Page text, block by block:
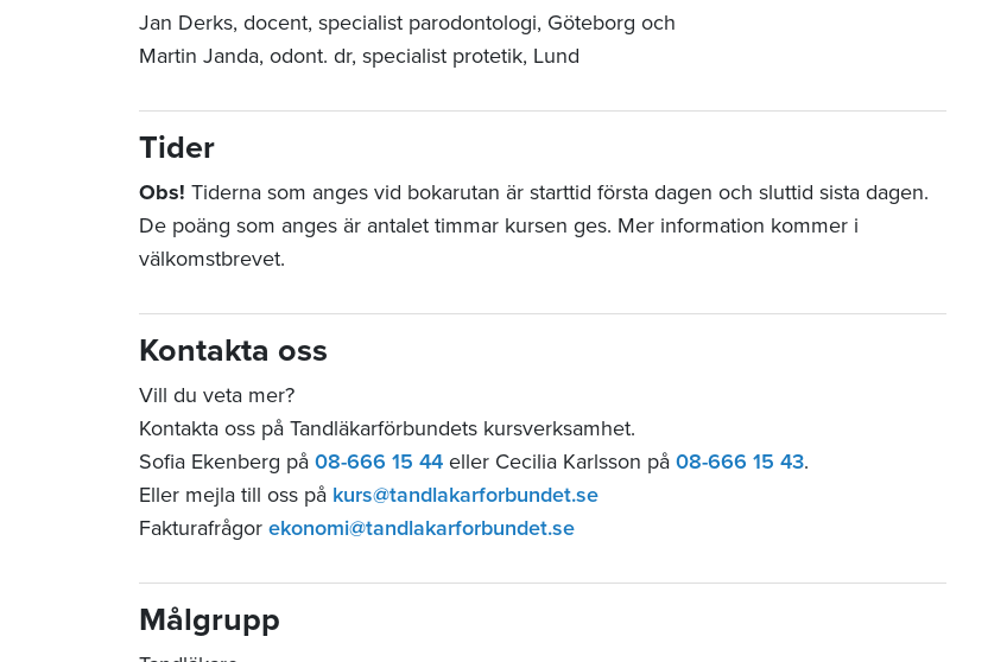
Jan Derks, docent, specialist parodontologi, Göteborg och
Martin Janda, odont. dr, specialist protetik, Lund
Tider
Obs! Tiderna som anges vid bokarutan är starttid första dagen och sluttid sista dagen.
De poäng som anges är antalet timmar kursen ges. Mer information kommer i
välkomstbrevet.
Kontakta oss
Vill du veta mer?
Kontakta oss på Tandläkarförbundets kursverksamhet.
Sofia Ekenberg på 08-666 15 44 eller Cecilia Karlsson på 08-666 15 43.
Eller mejla till oss på kurs@tandlakarforbundet.se
Fakturafrågor ekonomi@tandlakarforbundet.se
Målgrupp